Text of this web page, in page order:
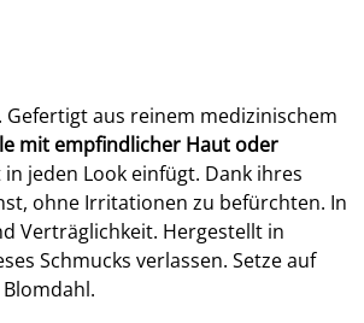
aus reinem medizinischem
mit empfindlicher Haut oder
jeden Look einfügt. Dank ihres
ohne Irritationen zu befürchten. In
Verträglichkeit. Hergestellt in
Schmucks verlassen. Setze auf